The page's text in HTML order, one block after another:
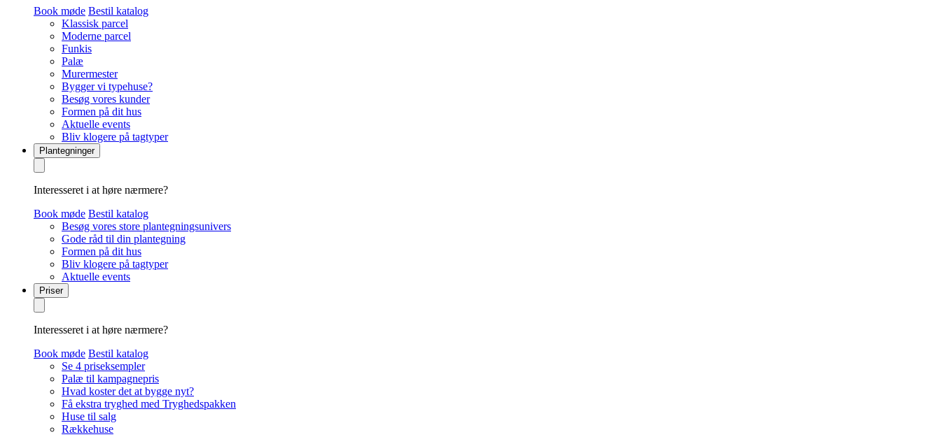
Book møde Bestil katalog
Klassisk parcel
Moderne parcel
Funkis
Palæ
Murermester
Bygger vi typehuse?
Besøg vores kunder
Formen på dit hus
Aktuelle events
Bliv klogere på tagtyper
Plantegninger
Interesseret i at høre nærmere?
Book møde Bestil katalog
Besøg vores store plantegningsunivers
Gode råd til din plantegning
Formen på dit hus
Bliv klogere på tagtyper
Aktuelle events
Priser
Interesseret i at høre nærmere?
Book møde Bestil katalog
Se 4 priseksempler
Palæ til kampagnepris
Hvad koster det at bygge nyt?
Få ekstra tryghed med Tryghedspakken
Huse til salg
Rækkehuse